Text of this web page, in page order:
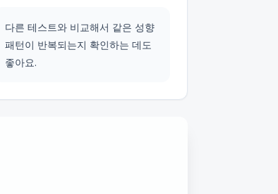
다른 테스트와 비교해서 같은 성향
패턴이 반복되는지 확인하는 데도
좋아요.